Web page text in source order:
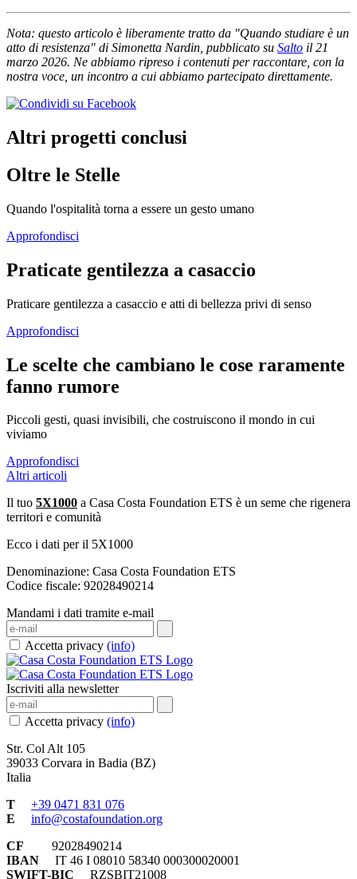
Nota: questo articolo è liberamente tratto da "Quando studiare è un
atto di resistenza" di Simonetta Nardin, pubblicato su Salto il 21
marzo 2026. Ne abbiamo ripreso i contenuti per raccontare, con la
nostra voce, un incontro a cui abbiamo partecipato direttamente.
Altri progetti conclusi
Oltre le Stelle
Quando l'ospitalità torna a essere un gesto umano
Approfondisci
Praticate gentilezza a casaccio
Praticare gentilezza a casaccio e atti di bellezza privi di senso
Approfondisci
Le scelte che cambiano le cose raramente
fanno rumore
Piccoli gesti, quasi invisibili, che costruiscono il mondo in cui
viviamo
Approfondisci
Altri articoli
Il tuo 5X1000 a Casa Costa Foundation ETS è un seme che rigenera
territori e comunità
Ecco i dati per il 5X1000
Denominazione: Casa Costa Foundation ETS
Codice fiscale: 92028490214
Mandami i dati tramite e-mail
Accetta privacy (info)
Iscriviti alla newsletter
Accetta privacy (info)
Str. Col Alt 105
39033 Corvara in Badia (BZ)
Italia
T
+39 0471 831 076
E
info@costafoundation.org
CF
92028490214
IBAN IT 46 I 08010 58340 000300020001
SWIFT-BIC RZSBIT21008